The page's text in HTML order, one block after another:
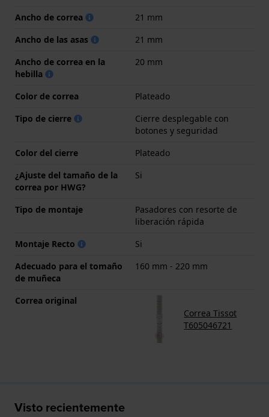
Ancho de correa
21 mm
Ancho de las asas
21 mm
Ancho de correa en la
hebilla
20 mm
Color de correa
Plateado
Tipo de cierre
Cierre desplegable con
botones y seguridad
Color del cierre
Plateado
¿Ajuste del tamaño de la
correa por HWG?
Si
Tipo de montaje
Pasadores con resorte de
liberación rápida
Montaje Recto
Si
Adecuado para el tomaño
de muñeca
160 mm - 220 mm
Correa original
Correa Tissot
T605046721
Visto recientemente